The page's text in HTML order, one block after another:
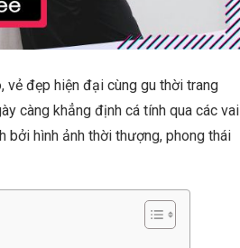
đẹp hiện đại cùng gu thời trang
càng khẳng định cá tính qua các vai
hình ảnh thời thượng, phong thái